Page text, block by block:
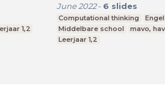
1,2
June 2022- 6 slides
Computational thinking
Middelbare school
mavo,
Leerjaar 1,2